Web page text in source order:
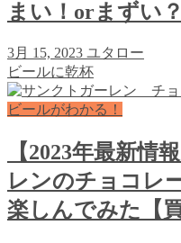
まい！orまずい？
3月 15, 2023 ユタロー
ビールに乾杯
ビールがわかる！
【2023年最新情
レンのチョコレ
楽しんでみた【